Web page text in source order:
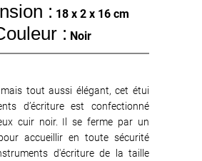
: 18 x 2 x 16 cm
: Noir
tout aussi élégant, cet étui
d’écriture est confectionné
cuir noir. Il se ferme par un
accueillir en toute sécurité
d'écriture de la taille